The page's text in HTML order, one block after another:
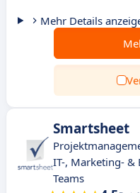
Mehr Details
Smartsheet
IT-, Marketing- &
Teams